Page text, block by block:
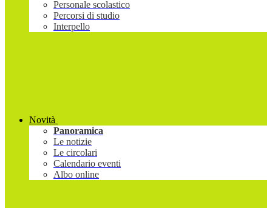
Personale scolastico
Percorsi di studio
Interpello
Novità
Panoramica
Le notizie
Le circolari
Calendario eventi
Albo online